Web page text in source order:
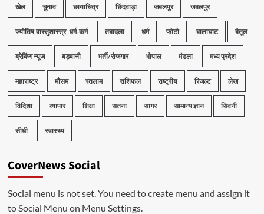
खेल चुनाव छायाचित्र छिंदवाड़ा जबलपुर जबलपुर
ज्योतिष,वास्तुशास्त्र, धर्म-कर्म तबादला धर्म फोटो बालाघाट बैतूल
ब्रेकिंग न्यूज बड़वानी भर्ती/रोजगार भोपाल मंडला मध्य प्रदेश
महाराष्ट्र मौसम रतलाम राशिफल राष्ट्रीय रिजल्ट लेख
विदिशा व्यापार शिक्षा सतना सागर सामान्य ज्ञान सिवनी
सीधी स्वास्थ्य
CoverNews Social
Social menu is not set. You need to create menu and assign it
to Social Menu on Menu Settings.